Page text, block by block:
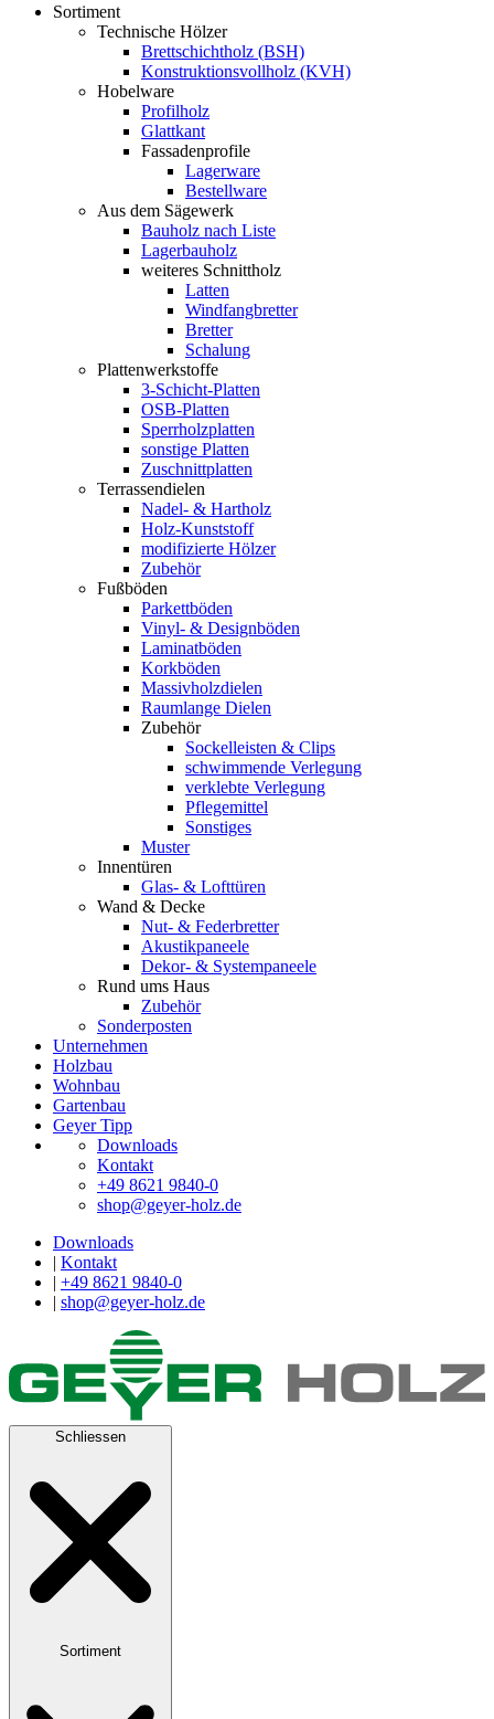
Sortiment
Technische Hölzer
Brettschichtholz (BSH)
Konstruktionsvollholz (KVH)
Hobelware
Profilholz
Glattkant
Fassadenprofile
Lagerware
Bestellware
Aus dem Sägewerk
Bauholz nach Liste
Lagerbauholz
weiteres Schnittholz
Latten
Windfangbretter
Bretter
Schalung
Plattenwerkstoffe
3-Schicht-Platten
OSB-Platten
Sperrholzplatten
sonstige Platten
Zuschnittplatten
Terrassendielen
Nadel- & Hartholz
Holz-Kunststoff
modifizierte Hölzer
Zubehör
Fußböden
Parkettböden
Vinyl- & Designböden
Laminatböden
Korkböden
Massivholzdielen
Raumlange Dielen
Zubehör
Sockelleisten & Clips
schwimmende Verlegung
verklebte Verlegung
Pflegemittel
Sonstiges
Muster
Innentüren
Glas- & Lofttüren
Wand & Decke
Nut- & Federbretter
Akustikpaneele
Dekor- & Systempaneele
Rund ums Haus
Zubehör
Sonderposten
Unternehmen
Holzbau
Wohnbau
Gartenbau
Geyer Tipp
Downloads
Kontakt
+49 8621 9840-0
shop@geyer-holz.de
Downloads
| Kontakt
| +49 8621 9840-0
| shop@geyer-holz.de
Schliessen
Sortiment